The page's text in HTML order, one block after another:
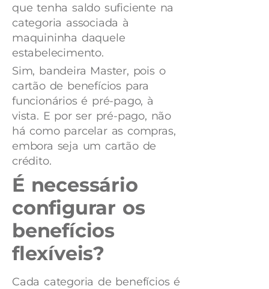
que tenha saldo suficiente na
categoria associada à
maquininha daquele
estabelecimento.
Sim, bandeira Master, pois o
cartão de benefícios para
funcionários é pré-pago, à
vista. E por ser pré-pago, não
há como parcelar as compras,
embora seja um cartão de
crédito.
É necessário
configurar os
benefícios
flexíveis?
Cada categoria de benefícios é